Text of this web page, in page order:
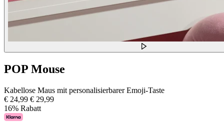
POP Mouse
Kabellose Maus mit personalisierbarer Emoji-Taste
€ 24,99 € 29,99
16% Rabatt